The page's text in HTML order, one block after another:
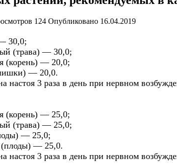
124 Опубликовано 16.04.2019
30,0;
(трава) — 30,0;
(корень) — 20,0;
— 20,0.
настоя 3 раза в день при нервном
(корень) — 25,0;
(трава) — 25,0;
— 25,0;
(плоды) — 25,0.
настоя 3 раза в день при нервном